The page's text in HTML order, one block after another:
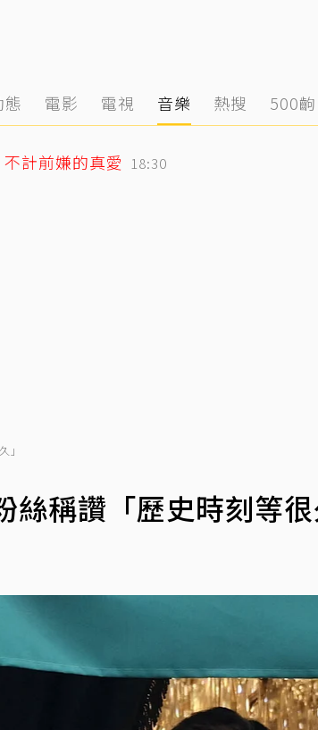
態 電影 電視 音樂 熱搜 500齣
計前嫌的真愛 18:30
」
稱讚「歷史時刻等很